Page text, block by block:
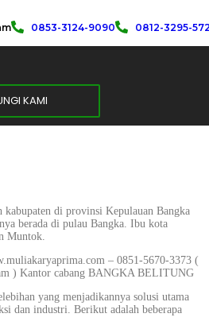
0853-3124-9090
0812-3295-
KAMI
kabupaten di provinsi Kepulauan Bangka
berada di pulau Bangka. Ibu kota
Muntok.
– 0851-5670-3373 (
) Kantor cabang BANGKA BELITUNG
yang menjadikannya solusi utama
dan industri. Berikut adalah beberapa